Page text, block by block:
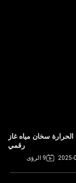
سخان مياه غاز
رقمي
2025- 9 الرؤى